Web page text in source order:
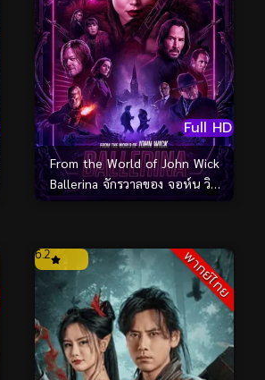
Full HD
From the World of John Wick
Ballerina จักรวาลของ จอห์น วิค
บัลเลรินา แค้นกว่านรก (2025)
พากย์ไทย
6.2